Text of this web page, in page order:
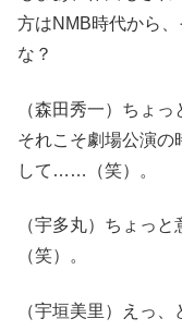
方はNMB時代から
な？
（森田秀一）ちょ
それこそ劇場公演の
して……（笑）。
（宇多丸）ちょっ
（笑）。
（宇垣美里）えっ